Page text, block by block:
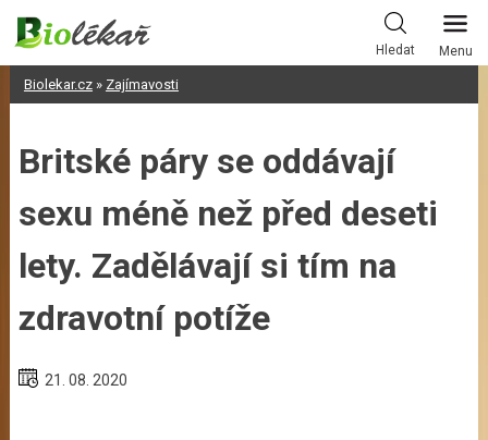
Skip
content
Hledat Menu
Biolekar.cz» Zajímavosti
Britské páry se oddávají
sexu méně než před deseti
lety. Zadělávají si tím na
zdravotní potíže
21. 08. 2020